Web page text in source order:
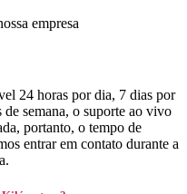
empresa
24 horas por dia, 7 dias por
de semana, o suporte ao vivo
portanto, o tempo de
entrar em contato durante a